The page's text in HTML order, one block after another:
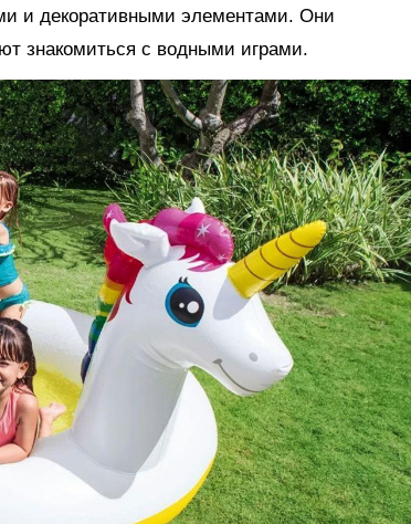
и декоративными элементами. Они
знакомиться с водными играми.